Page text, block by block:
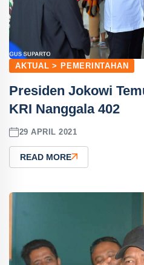
AKTUAL > PEMERINTAHAN
Presiden Jokowi
KRI Nanggala 402
29 APRIL 2021
READ MORE